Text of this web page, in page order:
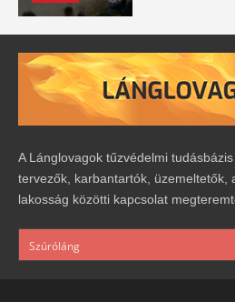
A Lánglovagok tűzvédelmi
tervezők, karbantartók, üzemeltetők,
lakosság közötti kapcsolat